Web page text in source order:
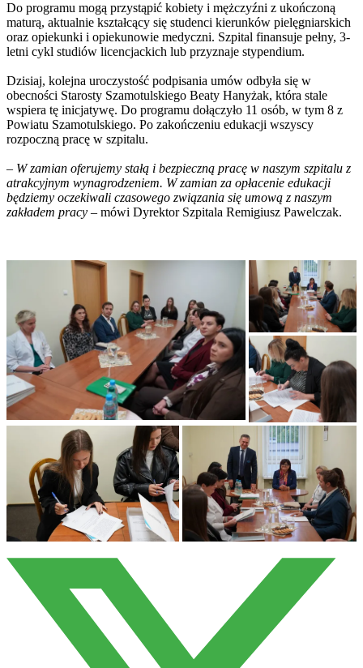
Do programu mogą przystąpić kobiety i mężczyźni z ukończoną
maturą, aktualnie kształcący się studenci kierunków pielęgniarskich
oraz opiekunki i opiekunowie medyczni. Szpital finansuje pełny, 3-
letni cykl studiów licencjackich lub przyznaje stypendium.
Dzisiaj, kolejna uroczystość podpisania umów odbyła się w
obecności Starosty Szamotulskiego Beaty Hanyżak, która stale
wspiera tę inicjatywę. Do programu dołączyło 11 osób, w tym 8 z
Powiatu Szamotulskiego. Po zakończeniu edukacji wszyscy
rozpoczną pracę w szpitalu.
– W zamian oferujemy stałą i bezpieczną pracę w naszym szpitalu z
atrakcyjnym wynagrodzeniem. W zamian za opłacenie edukacji
będziemy oczekiwali czasowego związania się umową z naszym
zakładem pracy – mówi Dyrektor Szpitala Remigiusz Pawelczak.